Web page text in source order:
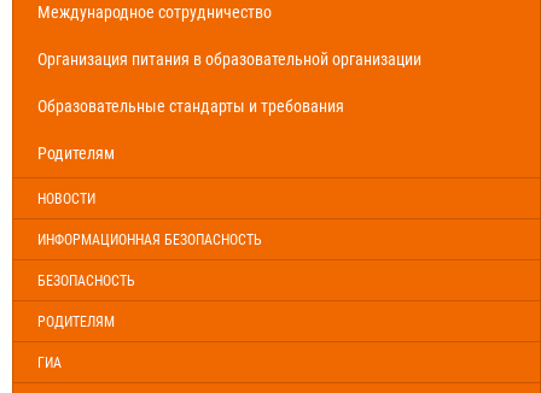
Международное сотрудничество
Организация питания в образовательной организации
Образовательные стандарты и требования
Родителям
НОВОСТИ
ИНФОРМАЦИОННАЯ БЕЗОПАСНОСТЬ
БЕЗОПАСНОСТЬ
РОДИТЕЛЯМ
ГИА